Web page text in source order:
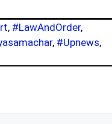
, #LawAndOrder,
, #Upnews,